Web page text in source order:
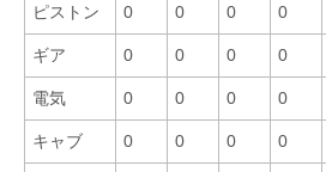
ピストン 0 0 0 0
ギア 0 0 0 0
電気 0 0 0 0
キャブ 0 0 0 0